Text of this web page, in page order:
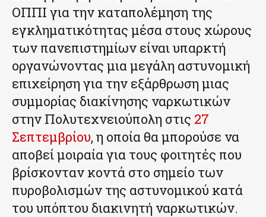
ΟΠΠΙ για την καταπολέμηση της
εγκληματικότητας μέσα στους χώρους
των πανεπιστημίων είναι υπαρκτή
οργανώνοντας μια μεγάλη αστυνομική
επιχείρηση για την εξάρθρωση μιας
συμμορίας διακίνησης ναρκωτικών
στην Πολυτεχνειούπολη στις 27
Σεπτεμβρίου, η οποία θα μπορούσε να
αποβεί μοιραία για τους φοιτητές που
βρίσκονταν κοντά στο σημείο των
πυροβολισμών της αστυνομικού κατά
του υπόπτου διακινητή ναρκωτικών.